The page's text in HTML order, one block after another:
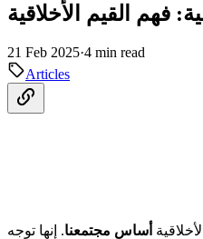
فهم القيم الأخلاقية
21 Feb 2025·4 min read
Articles
أساس مجتمعنا. إنها توجه